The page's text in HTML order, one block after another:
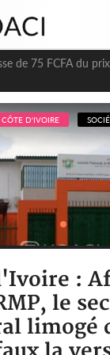
de 75 FCFA du
CÔTE D'IVOIRE
:
le
limogé